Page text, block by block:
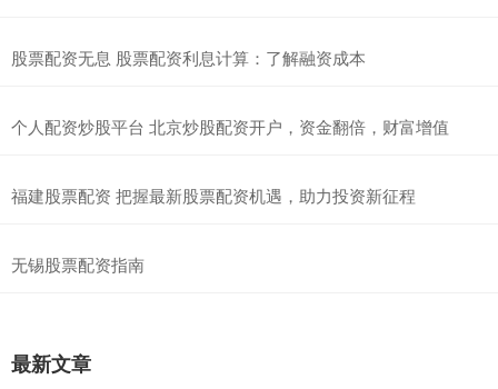
股票配资无息 股票配资利息计算：了解融资成本
个人配资炒股平台 北京炒股配资开户，资金翻倍，财富增值
福建股票配资 把握最新股票配资机遇，助力投资新征程
无锡股票配资指南
最新文章